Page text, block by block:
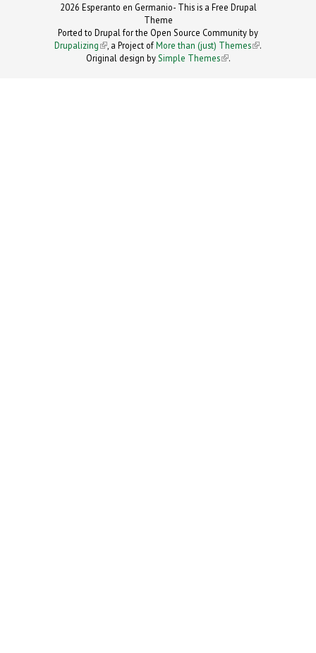
2026 Esperanto en Germanio- This is a Free Drupal
Theme
Ported to Drupal for the Open Source Community by
Drupalizing(link is external)
, a Project ofMore than (just) Themes (link is
.
Original design by Simple Themes
(link is
.